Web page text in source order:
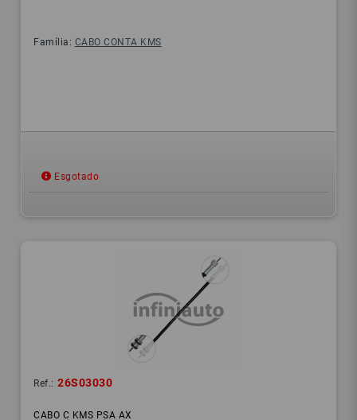
Família: CABO CONTA KMS
Esgotado
Ref.: 26S03030
CABO C KMS PSA AX